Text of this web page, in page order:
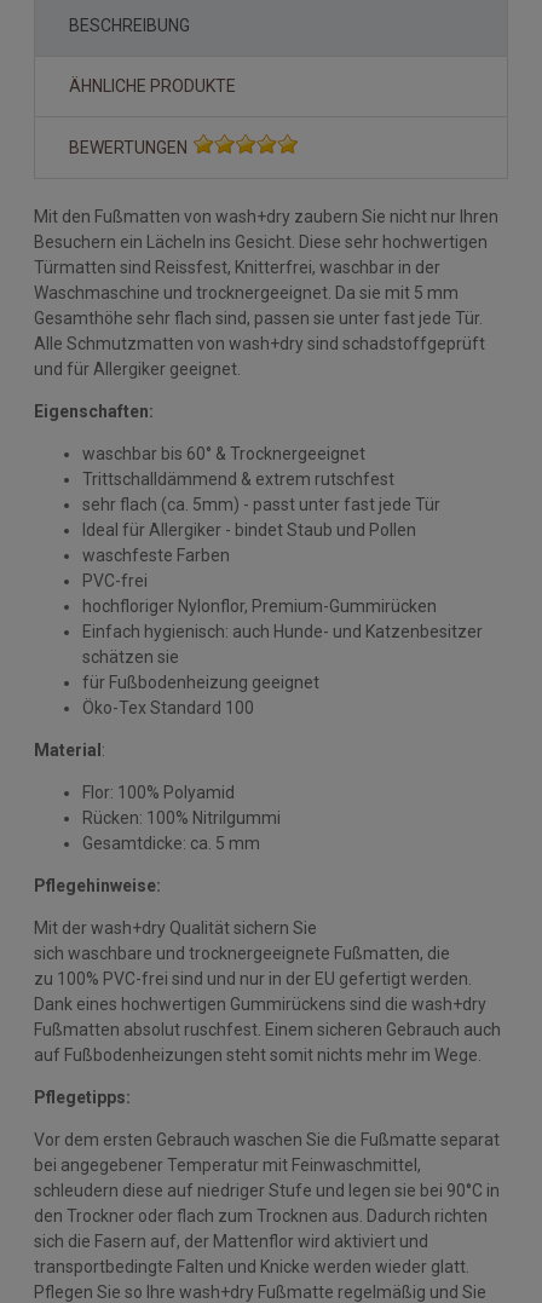
BESCHREIBUNG
ÄHNLICHE PRODUKTE
BEWERTUNGEN
Mit den Fußmatten von wash+dry zaubern Sie nicht nur Ihren
Besuchern ein Lächeln ins Gesicht. Diese sehr hochwertigen
Türmatten sind Reissfest, Knitterfrei, waschbar in der
Waschmaschine und trocknergeeignet. Da sie mit 5 mm
Gesamthöhe sehr flach sind, passen sie unter fast jede Tür.
Alle Schmutzmatten von wash+dry sind schadstoffgeprüft
und für Allergiker geeignet.
Eigenschaften:
waschbar bis 60° & Trocknergeeignet
Trittschalldämmend & extrem rutschfest
sehr flach (ca. 5mm) - passt unter fast jede Tür
Ideal für Allergiker - bindet Staub und Pollen
waschfeste Farben
PVC-frei
hochfloriger Nylonflor, Premium-Gummirücken
Einfach hygienisch: auch Hunde- und Katzenbesitzer
schätzen sie
für Fußbodenheizung geeignet
Öko-Tex Standard 100
Material :
Flor: 100% Polyamid
Rücken: 100% Nitrilgummi
Gesamtdicke: ca. 5 mm
Pflegehinweise:
Mit der wash+dry Qualität sichern Sie
sich waschbare und trocknergeeignete Fußmatten, die
zu 100% PVC-frei sind und nur in der EU gefertigt werden.
Dank eines hochwertigen Gummirückens sind die wash+dry
Fußmatten absolut ruschfest. Einem sicheren Gebrauch auch
auf Fußbodenheizungen steht somit nichts mehr im Wege.
Pflegetipps:
Vor dem ersten Gebrauch waschen Sie die Fußmatte separat
bei angegebener Temperatur mit Feinwaschmittel,
schleudern diese auf niedriger Stufe und legen sie bei 90°C in
den Trockner oder flach zum Trocknen aus. Dadurch richten
sich die Fasern auf, der Mattenflor wird aktiviert und
transportbedingte Falten und Knicke werden wieder glatt.
Pflegen Sie so Ihre wash+dry Fußmatte regelmäßig und Sie